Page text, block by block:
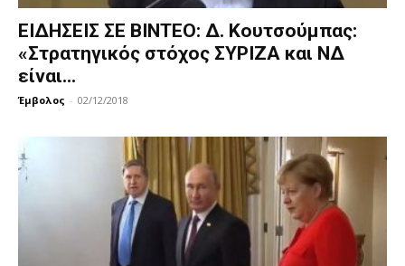
ΕΙΔΗΣΕΙΣ ΣΕ ΒΙΝΤΕΟ: Δ. Κουτσούμπας:
«Στρατηγικός στόχος ΣΥΡΙΖΑ και ΝΔ
είναι...
Έμβολος - 02/12/2018